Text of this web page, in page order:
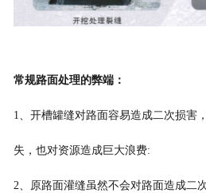
常规路面处理的弊端：
1、开槽罐缝对路面容易造成二次损害
失，也对资源造成巨大浪费:
2、原路面灌缝虽然不会对路面造成二